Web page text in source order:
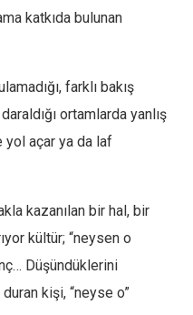
katkıda bulunan
farklı bakış
ortamlarda yanlış
yol açar ya da laf
kazanılan bir hal, bir
kültür; “neysen o
Düşündüklerini
kişi, “neyse o”